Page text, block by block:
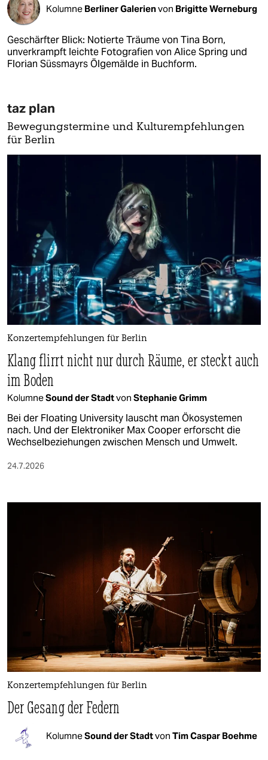
Kolumne Berliner Galerienvon Brigitte Werneburg
Geschärfter Blick: Notierte Träume von Tina Born,
unverkrampft leichte Fotografien von Alice Spring und
Florian Süssmayrs Ölgemälde in Buchform.
taz plan
Bewegungstermine und Kulturempfehlungen
für Berlin
Konzertempfehlungen für Berlin
Klang flirrt nicht nur durch Räume, er steckt auch
im Boden
KolumneSound der Stadtvon Stephanie Grimm
Bei der Floating University lauscht man Ökosystemen
nach. Und der Elektroniker Max Cooper erforscht die
Wechselbeziehungen zwischen Mensch und Umwelt.
24.7.2026
Konzertempfehlungen für Berlin
Der Gesang der Federn
KolumneSound der Stadtvon Tim Caspar Boehme